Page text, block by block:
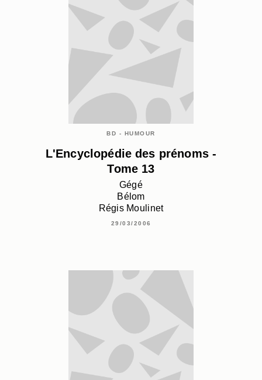
BD - HUMOUR
L'Encyclopédie des prénoms -
Tome 13
Gégé
Bélom
Régis Moulinet
29/03/2006